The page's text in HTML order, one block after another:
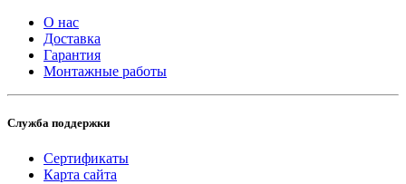
О нас
Доставка
Гарантия
Монтажные работы
Служба поддержки
Сертификаты
Карта сайта